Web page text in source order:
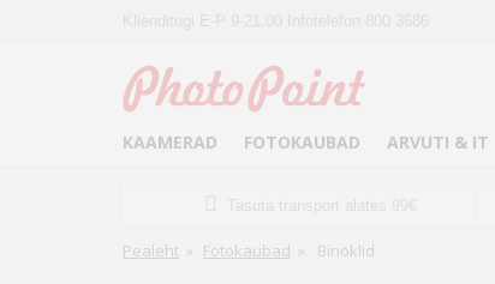
KAAMERAD FOTOKAUBAD ARVUTI & IT
Tasuta transport alates 99€
Pealeht » Fotokaubad » Binoklid